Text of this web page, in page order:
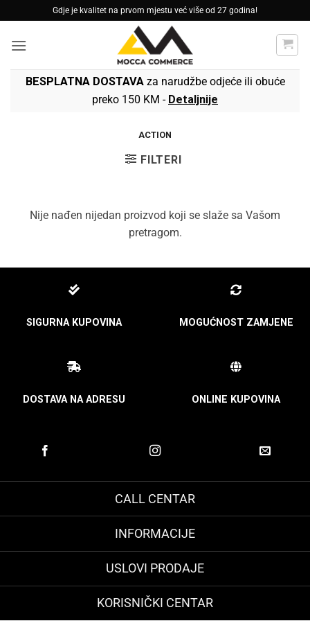
to
content
Gdje je kvalitet na prvom mjestu već više od 27 godina!
BESPLATNA DOSTAVAza narudžbe odjeće ili obuće
preko 150 KM - Detaljnije
ACTION
FILTERI
Nije nađen nijedan proizvod koji se slaže sa Vašom
pretragom.
SIGURNA KUPOVINA MOGUĆNOST ZAMJENE
DOSTAVA NA ADRESU ONLINE KUPOVINA
CALL CENTAR
INFORMACIJE
USLOVI PRODAJE
KORISNIČKI CENTAR